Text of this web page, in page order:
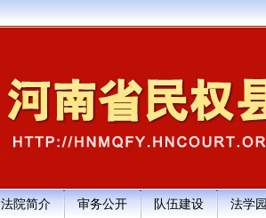
法院简介 审务公开 队伍建设 法学